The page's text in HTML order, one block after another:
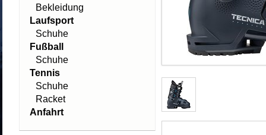
Bekleidung
Laufsport
Schuhe
Fußball
Schuhe
Tennis
Schuhe
Racket
Anfahrt